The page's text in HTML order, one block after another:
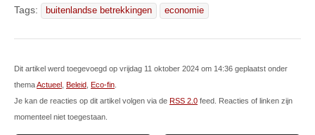
Tags: buitenlandse betrekkingen economie
Dit artikel werd toegevoegd op vrijdag 11 oktober 2024 om 14:36 geplaatst onder
themaActueel Beleid Eco-fin
Je kan de reacties op dit artikel volgen via de RSS 2.0 feed. Reacties of linken zijn
momenteel niet toegestaan.